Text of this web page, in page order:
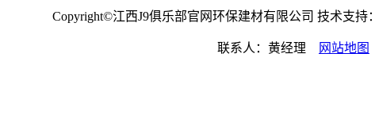
Copyright©江西J9俱乐部官网环保建材有限公司 技术支持：
联系人：黄经理 网站地图